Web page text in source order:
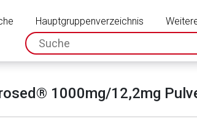
Hauptgruppenverzeichnis
spc.search.input.placeholder
1000mg/12,2mg